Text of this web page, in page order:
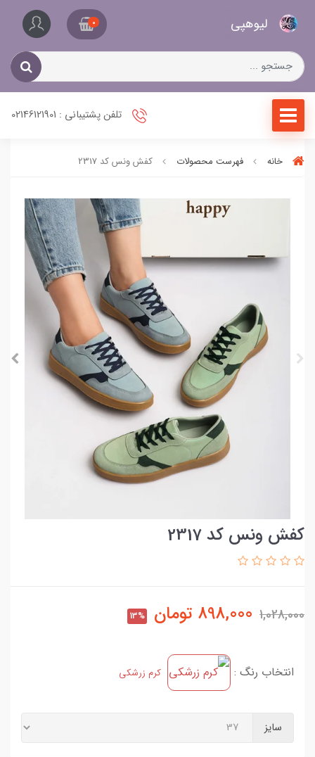
لیو‌هپی 0
تلفن پشتیبانی : 02146121901
خانه فهرست محصولات کفش ونس کد 2317
کفش ونس کد 2317
1,028,000
898,000 تومان 13%
انتخاب رنگ : کرم زرشکی
سایز